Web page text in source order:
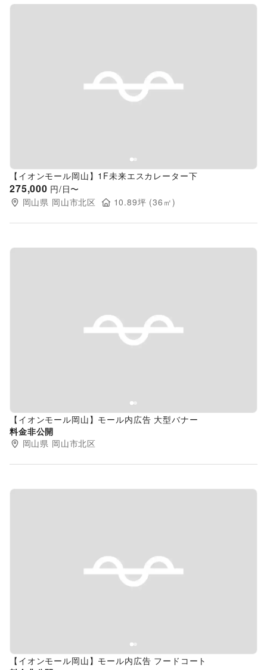
Previous slide
【イオンモール岡山】1F未来エスカレーター下
275,000 円/日〜
岡山県 岡山市北区 10.89坪 (36 ㎡)
Previous slide
【イオンモール岡山】モール内広告 大型バナー
料金非公開
岡山県 岡山市北区
Previous slide
【イオンモール岡山】モール内広告 フードコート